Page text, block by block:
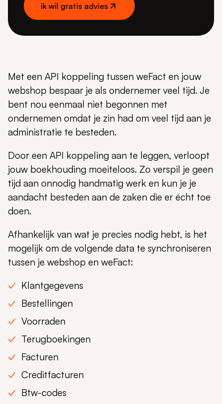
ik wil gratis advies
ik wil gratis advies
Met een API koppeling tussen weFact en jouw
webshop bespaar je als ondernemer veel tijd. Je
bent nou eenmaal niet begonnen met
ondernemen omdat je zin had om veel tijd aan je
administratie te besteden.
Door een API koppeling aan te leggen, verloopt
jouw boekhouding moeiteloos. Zo verspil je geen
tijd aan onnodig handmatig werk en kun je je
aandacht besteden aan de zaken die er écht toe
doen.
Afhankelijk van wat je precies nodig hebt, is het
mogelijk om de volgende data te synchroniseren
tussen je webshop en weFact:
Klantgegevens
Bestellingen
Voorraden
Terugboekingen
Facturen
Creditfacturen
Btw-codes